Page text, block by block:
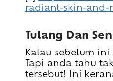
radiant-skin-and-
Tulang Dan
Kalau sebelum
Tapi anda tahu
tersebut! Ini